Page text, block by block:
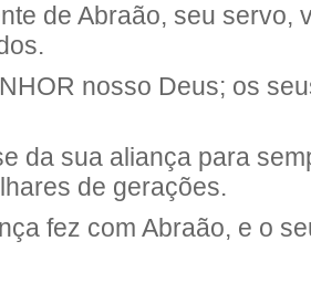
de Abraão, seu servo,
nosso Deus; os
da sua aliança para
de gerações.
fez com Abraão, e o